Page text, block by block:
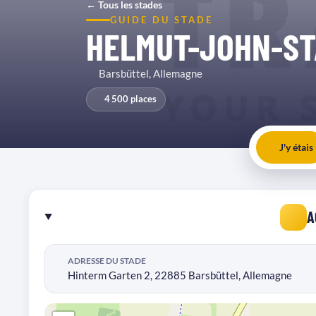
← Tous les stades
GUIDE DU STADE
HELMUT-JOHN-
Barsbüttel, Allemagne
4 500 places
J'y étais
ADRESSE DU STADE
Hinterm Garten 2, 22885 Barsbüttel, Allemagne